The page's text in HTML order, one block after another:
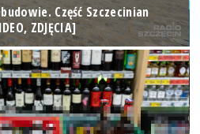
Część Szczecinian
ZDJĘCIA]